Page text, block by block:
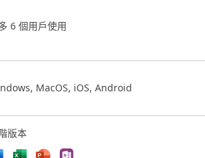
6 個用戶使用
MacOS, iOS, Android
版本